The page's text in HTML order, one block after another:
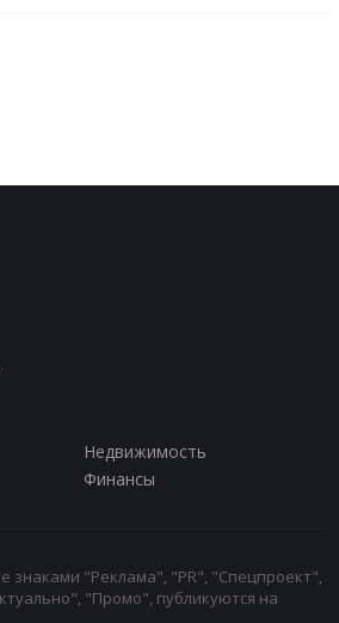
Недвижимость
Финансы
знаками "Реклама", "PR", "Спецпроект",
"Промо", публикуются на